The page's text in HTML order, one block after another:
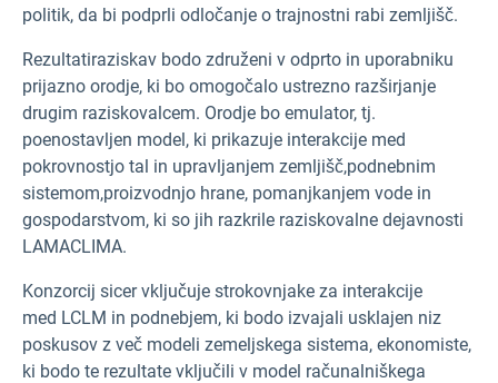
politik, da bi podprli odločanje o trajnostni rabi zemljišč.
Rezultatiraziskav bodo združeni v odprto in uporabniku
prijazno orodje, ki bo omogočalo ustrezno razširjanje
drugim raziskovalcem. Orodje bo emulator, tj.
poenostavljen model, ki prikazuje interakcije med
pokrovnostjo tal in upravljanjem zemljišč,podnebnim
sistemom,proizvodnjo hrane, pomanjkanjem vode in
gospodarstvom, ki so jih razkrile raziskovalne dejavnosti
LAMACLIMA.
Konzorcij sicer vključuje strokovnjake za interakcije
med LCLM in podnebjem, ki bodo izvajali usklajen niz
poskusov z več modeli zemeljskega sistema, ekonomiste,
ki bodo te rezultate vključili v model računalniškega